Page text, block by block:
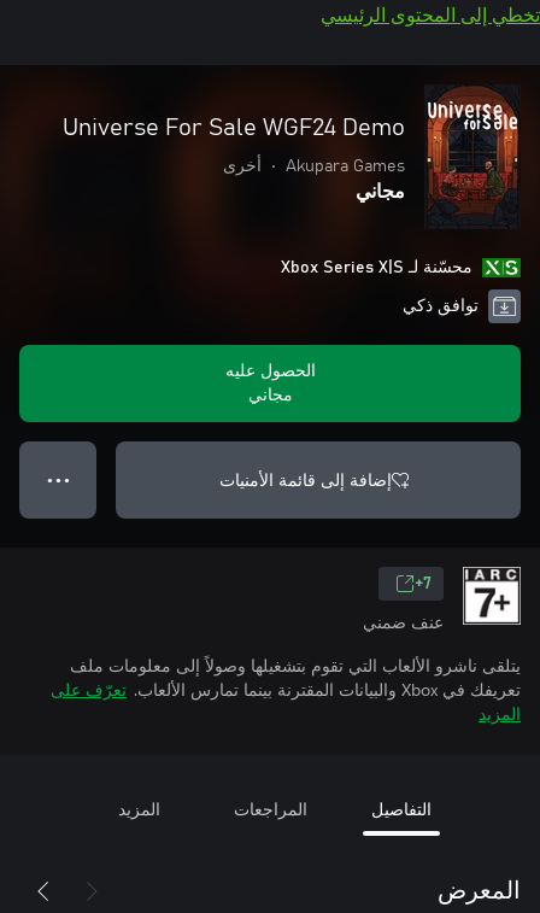
تخطي إلى المحتوى الرئيسي
Universe For Sale WGF24 Demo
Akupara Games
• أخرى
مجاني
محسّنة لـ Xbox Series X|S
توافق ذكي
الحصول عليه
مجاني
إضافة إلى قائمة الأمنيات ● ● ●
7+
عنف ضمني
يتلقى ناشرو الألعاب التي تقوم بتشغيلها وصولاً إلى معلومات ملف
تعريفك في Xbox والبيانات المقترنة بينما تمارس الألعاب.
تعرّف على
المزيد
التفاصيل المراجعات المزيد
المعرض